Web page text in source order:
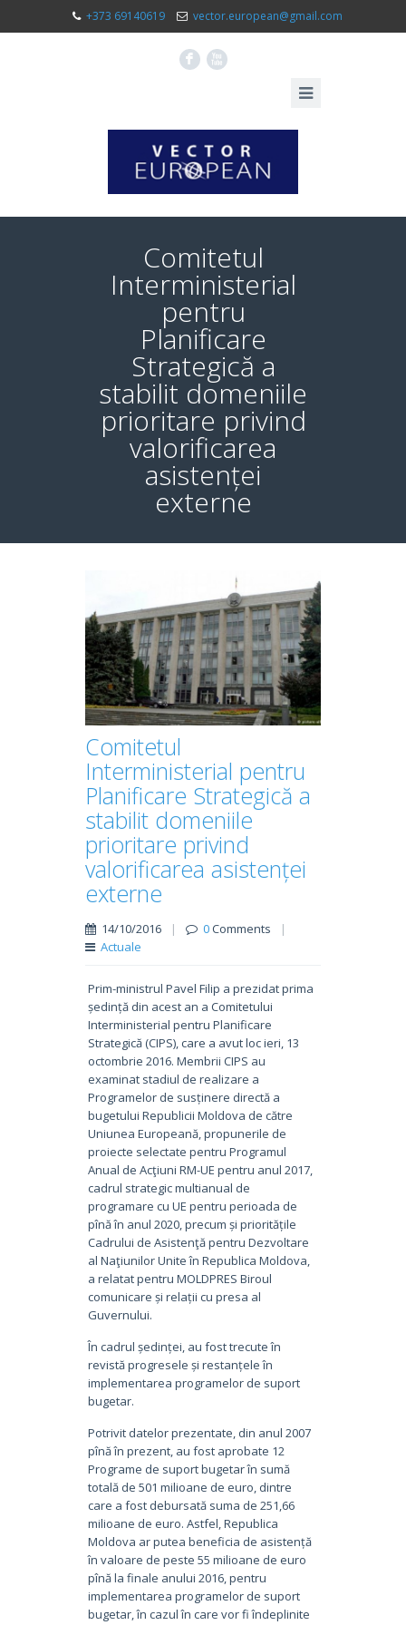
+373 69140619 vector.european@gmail.com
F X
Comitetul
Interministerial
pentru
Planificare
Strategică a
stabilit domeniile
prioritare privind
valorificarea
asistenței
externe
Comitetul
Interministerial pentru
Planificare Strategică a
stabilit domeniile
prioritare privind
valorificarea asistenței
externe
14/10/2016 | 0Comments
|
Actuale
Prim-ministrul Pavel Filip a prezidat prima
ședință din acest an a Comitetului
Interministerial pentru Planificare
Strategică (CIPS), care a avut loc ieri, 13
octombrie 2016. Membrii CIPS au
examinat stadiul de realizare a
Programelor de susținere directă a
bugetului Republicii Moldova de către
Uniunea Europeană, propunerile de
proiecte selectate pentru Programul
Anual de Acţiuni RM-UE pentru anul 2017,
cadrul strategic multianual de
programare cu UE pentru perioada de
pînă în anul 2020, precum și prioritățile
Cadrului de Asistenţă pentru Dezvoltare
al Naţiunilor Unite în Republica Moldova,
a relatat pentru MOLDPRES Biroul
comunicare și relații cu presa al
Guvernului.
În cadrul ședinței, au fost trecute în
revistă progresele și restanțele în
implementarea programelor de suport
bugetar.
Potrivit datelor prezentate, din anul 2007
pînă în prezent, au fost aprobate 12
Programe de suport bugetar în sumă
totală de 501 milioane de euro, dintre
care a fost debursată suma de 251,66
milioane de euro. Astfel, Republica
Moldova ar putea beneficia de asistență
în valoare de peste 55 milioane de euro
pînă la finale anului 2016, pentru
implementarea programelor de suport
bugetar, în cazul în care vor fi îndeplinite